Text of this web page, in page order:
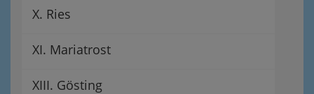
X. Ries
XI. Mariatrost
XIII. Gösting